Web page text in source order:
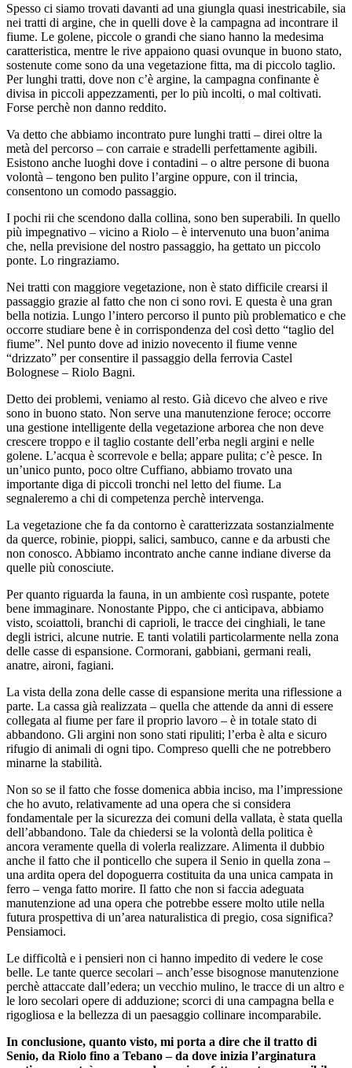
Spesso ci siamo trovati davanti ad una giungla quasi inestricabile, sia
nei tratti di argine, che in quelli dove è la campagna ad incontrare il
fiume. Le golene, piccole o grandi che siano hanno la medesima
caratteristica, mentre le rive appaiono quasi ovunque in buono stato,
sostenute come sono da una vegetazione fitta, ma di piccolo taglio.
Per lunghi tratti, dove non c’è argine, la campagna confinante è
divisa in piccoli appezzamenti, per lo più incolti, o mal coltivati.
Forse perchè non danno reddito.
Va detto che abbiamo incontrato pure lunghi tratti – direi oltre la
metà del percorso – con carraie e stradelli perfettamente agibili.
Esistono anche luoghi dove i contadini – o altre persone di buona
volontà – tengono ben pulito l’argine oppure, con il trincia,
consentono un comodo passaggio.
I pochi rii che scendono dalla collina, sono ben superabili. In quello
più impegnativo – vicino a Riolo – è intervenuto una buon’anima
che, nella previsione del nostro passaggio, ha gettato un piccolo
ponte. Lo ringraziamo.
Nei tratti con maggiore vegetazione, non è stato difficile crearsi il
passaggio grazie al fatto che non ci sono rovi. E questa è una gran
bella notizia. Lungo l’intero percorso il punto più problematico e che
occorre studiare bene è in corrispondenza del così detto “taglio del
fiume”. Nel punto dove ad inizio novecento il fiume venne
“drizzato” per consentire il passaggio della ferrovia Castel
Bolognese – Riolo Bagni.
Detto dei problemi, veniamo al resto. Già dicevo che alveo e rive
sono in buono stato. Non serve una manutenzione feroce; occorre
una gestione intelligente della vegetazione arborea che non deve
crescere troppo e il taglio costante dell’erba negli argini e nelle
golene. L’acqua è scorrevole e bella; appare pulita; c’è pesce. In
un’unico punto, poco oltre Cuffiano, abbiamo trovato una
importante diga di piccoli tronchi nel letto del fiume. La
segnaleremo a chi di competenza perchè intervenga.
La vegetazione che fa da contorno è caratterizzata sostanzialmente
da querce, robinie, pioppi, salici, sambuco, canne e da arbusti che
non conosco. Abbiamo incontrato anche canne indiane diverse da
quelle più conosciute.
Per quanto riguarda la fauna, in un ambiente così ruspante, potete
bene immaginare. Nonostante Pippo, che ci anticipava, abbiamo
visto, scoiattoli, branchi di caprioli, le tracce dei cinghiali, le tane
degli istrici, alcune nutrie. E tanti volatili particolarmente nella zona
delle casse di espansione. Cormorani, gabbiani, germani reali,
anatre, aironi, fagiani.
La vista della zona delle casse di espansione merita una riflessione a
parte. La cassa già realizzata – quella che attende da anni di essere
collegata al fiume per fare il proprio lavoro – è in totale stato di
abbandono. Gli argini non sono stati ripuliti; l’erba è alta e sicuro
rifugio di animali di ogni tipo. Compreso quelli che ne potrebbero
minarne la stabilità.
Non so se il fatto che fosse domenica abbia inciso, ma l’impressione
che ho avuto, relativamente ad una opera che si considera
fondamentale per la sicurezza dei comuni della vallata, è stata quella
dell’abbandono. Tale da chiedersi se la volontà della politica è
ancora veramente quella di volerla realizzare. Alimenta il dubbio
anche il fatto che il ponticello che supera il Senio in quella zona –
una ardita opera del dopoguerra costituita da una unica campata in
ferro – venga fatto morire. Il fatto che non si faccia adeguata
manutenzione ad una opera che potrebbe essere molto utile nella
futura prospettiva di un’area naturalistica di pregio, cosa significa?
Pensiamoci.
Le difficoltà e i pensieri non ci hanno impedito di vedere le cose
belle. Le tante querce secolari – anch’esse bisognose manutenzione
perchè attaccate dall’edera; un vecchio mulino, le tracce di un altro e
le loro secolari opere di adduzione; scorci di una campagna bella e
rigogliosa e la bellezza di un paesaggio collinare incomparabile.
In conclusione, quanto visto, mi porta a dire che il tratto di
Senio, da Riolo fino a Tebano – da dove inizia l’arginatura